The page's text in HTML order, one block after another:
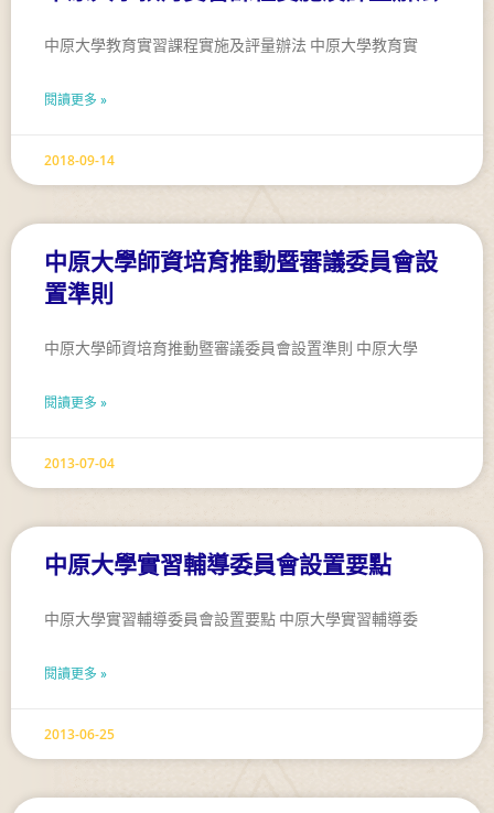
中原大學教育實習課程實施及評量辦法 中原大學教育實
閱讀更多 »
2018-09-14
中原大學師資培育推動暨審議委員會設
置準則
中原大學師資培育推動暨審議委員會設置準則 中原大學
閱讀更多 »
2013-07-04
中原大學實習輔導委員會設置要點
中原大學實習輔導委員會設置要點 中原大學實習輔導委
閱讀更多 »
2013-06-25